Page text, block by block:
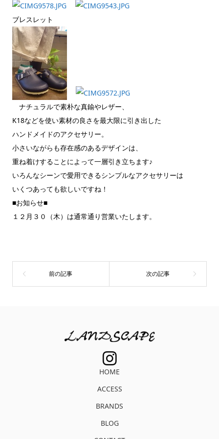
ブレスレット
ナチュラルで素朴な真鍮やレザー、
K18などを使い素材の良さを最大限に引き出した
ハンドメイドのアクセサリー。
小さいながらも存在感のあるデザインは、
重ね着けすることによって一層引き立ちます♪
いろんなシーンで愛用できるシンプルなアクセサリーは
いくつあっても欲しいですね！
■お知らせ■
１２月３０（木）は通常通り営業いたします。
HOME
ACCESS
BRANDS
BLOG